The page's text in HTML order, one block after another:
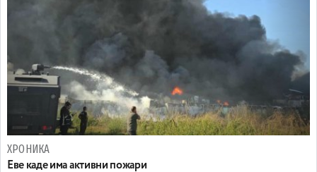
ХРОНИКА
Eве каде има активни пожари